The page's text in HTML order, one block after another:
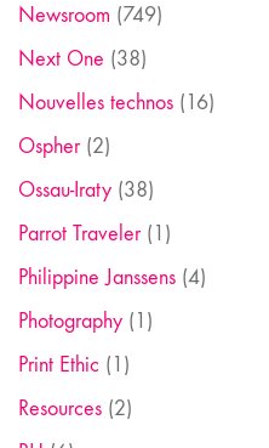
Newsroom (749)
Next One (38)
Nouvelles technos (16)
Ospher(2)
Ossau-Iraty (38)
Parrot Traveler(1)
Philippine Janssens (4)
Photography (1)
Print Ethic (1)
Resources (2)